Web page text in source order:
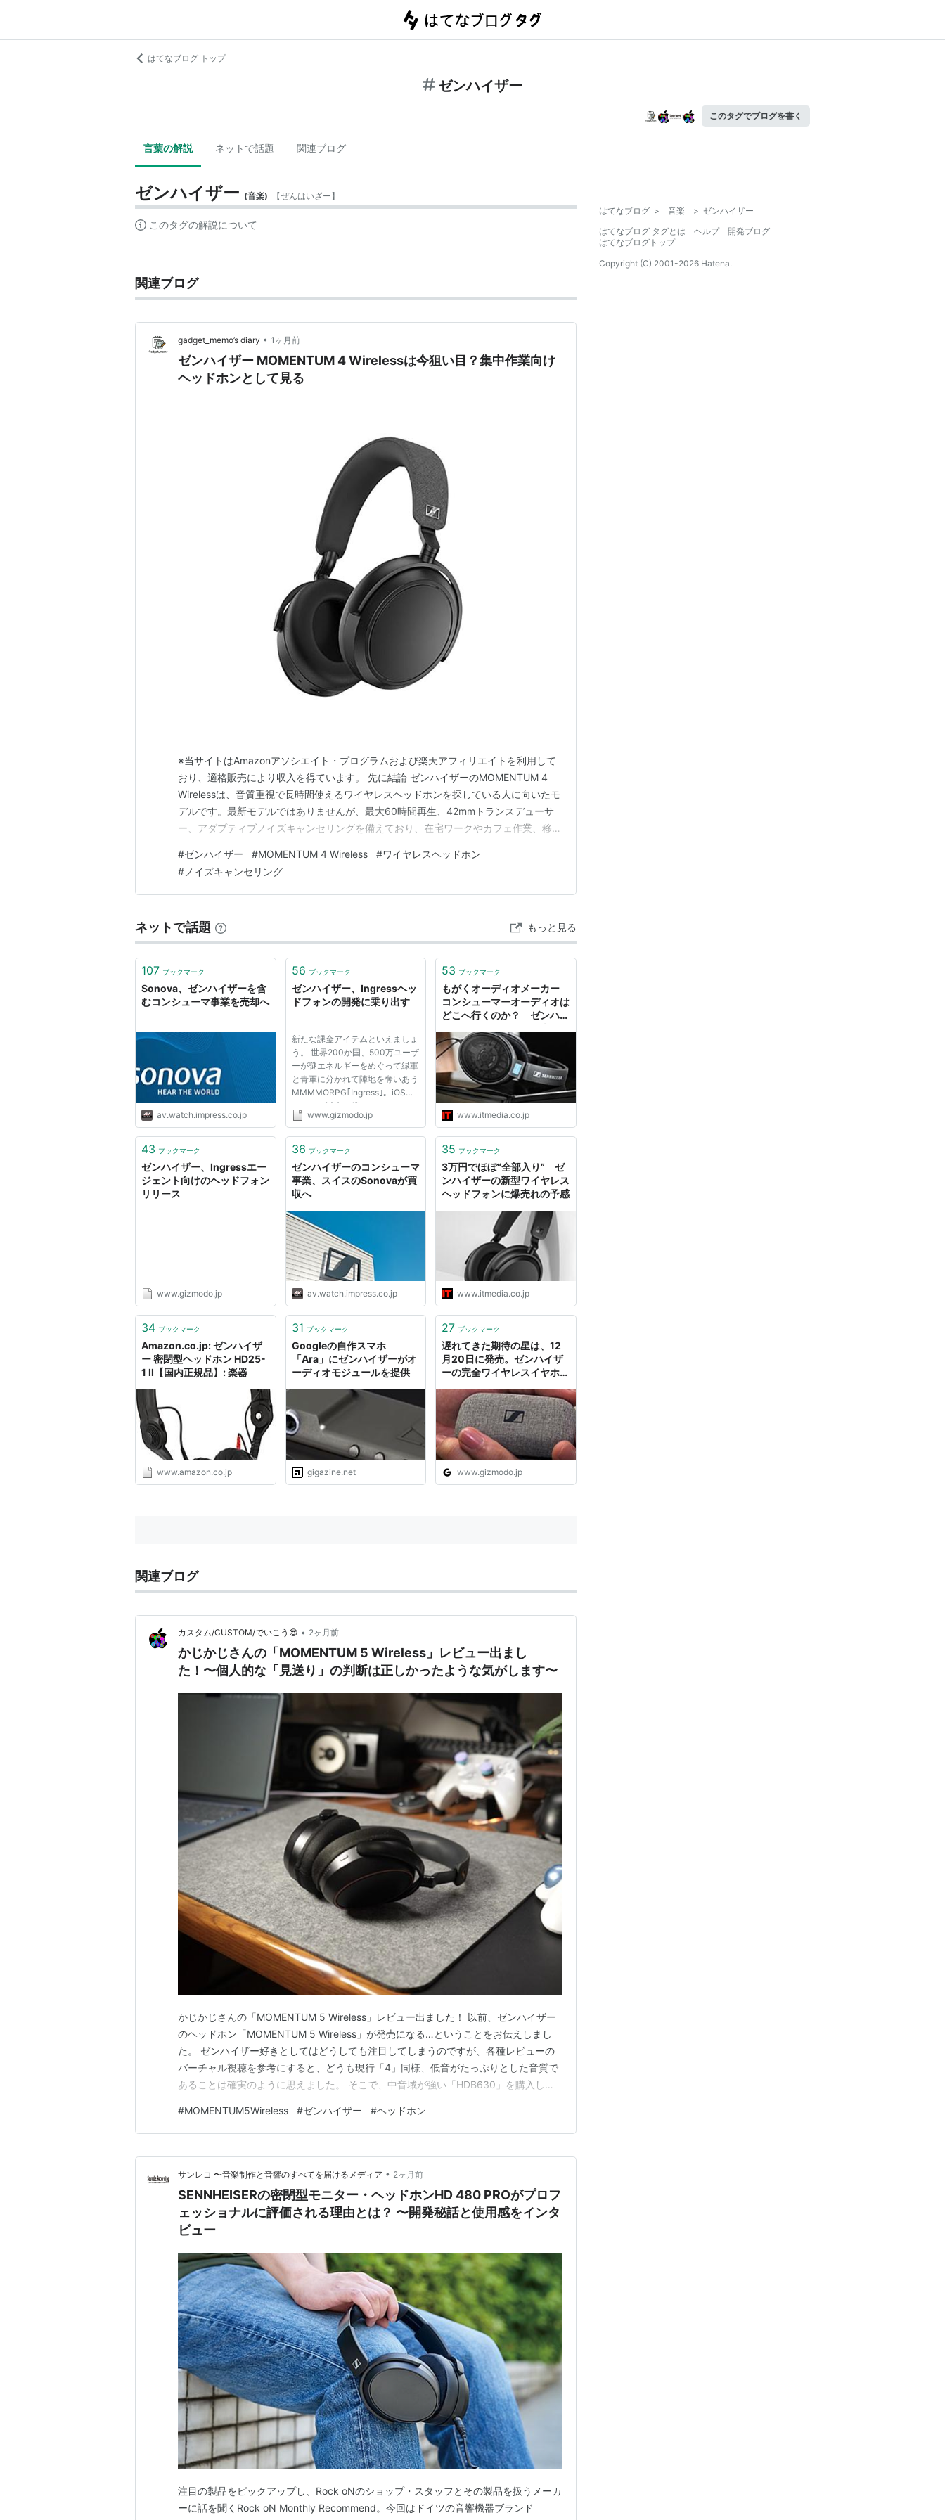
はてなブログ トップ
ゼンハイザー
このタグでブログを書く
言葉の解説 ネットで話題 関連ブログ
ゼンハイザー (音楽) 【ぜんはいざー】
このタグの解説について
関連ブログ
gadget_memo’s diary • 1ヶ月前
ゼンハイザー MOMENTUM 4 Wirelessは今狙い目？集中作業向け
ヘッドホンとして見る
※当サイトはAmazonアソシエイト・プログラムおよび楽天アフィリエイトを利用して
おり、適格販売により収入を得ています。 先に結論 ゼンハイザーのMOMENTUM 4
Wirelessは、音質重視で長時間使えるワイヤレスヘッドホンを探している人に向いたモ
デルです。最新モデルではありませんが、最大60時間再生、42mmトランスデューサ
ー、アダプティブノイズキャンセリングを備えており、在宅ワークやカフェ作業、移動
と、まわりの話し声、生活音、空調音などが気になることがあります。イヤホンでも集
中はできますが、耳のまわりをしっか…
#ゼンハイザー #MOMENTUM 4 Wireless #ワイヤレスヘッドホン
# ノイズキャンセリング
ネットで話題 もっと見る
107 ブックマーク
Sonova、ゼンハイザーを含
むコンシューマ事業を売却へ
av.watch.impress.co.jp
56 ブックマーク
ゼンハイザー、Ingressヘッ
ドフォンの開発に乗り出す
新たな課金アイテムといえましょ
う。 世界200か国、500万ユーザ
ーが謎エネルギーをめぐって緑軍
と青軍に分かれて陣地を奪いあう
MMMMORPG｢Ingress｣。iOS版
リリース以来、僕もハマってしま
って日夜近所のレジスタンスを相
スマートフォンというスキャナー
観ゆえ...
www.gizmodo.jp
53 ブックマーク
もがくオーディオメーカー
コンシューマーオーディオは
どこへ行くのか？ ゼンハイ
考える
www.itmedia.co.jp
43 ブックマーク
ゼンハイザー、Ingressエー
ジェント向けのヘッドフォン
リリース
www.gizmodo.jp
36 ブックマーク
ゼンハイザーのコンシューマ
事業、スイスのSonovaが買
収へ
av.watch.impress.co.jp
35 ブックマーク
3万円でほぼ“全部入り” ゼ
ンハイザーの新型ワイヤレス
ヘッドフォンに爆売れの予感
www.itmedia.co.jp
34 ブックマーク
Amazon.co.jp: ゼンハイザ
ー 密閉型ヘッドホン HD25-
1 II【国内正規品】: 楽器
www.amazon.co.jp
31 ブックマーク
Googleの自作スマホ
「Ara」にゼンハイザーがオ
ーディオモジュールを提供
gigazine.net
27 ブックマーク
遅れてきた期待の星は、12
月20日に発売。ゼンハイザ
ーの完全ワイヤレスイヤホン
Wireless」 | ギズモード・
ジャパン
www.gizmodo.jp
関連ブログ
カスタム/CUSTOM/でいこう😎 • 2ヶ月前
かじかじさんの「MOMENTUM 5 Wireless」レビュー出まし
た！〜個人的な「見送り」の判断は正しかったような気がします〜
かじかじさんの「MOMENTUM 5 Wireless」レビュー出ました！ 以前、ゼンハイザー
のヘッドホン「MOMENTUM 5 Wireless」が発売になる…ということをお伝えしまし
た。 ゼンハイザー好きとしてはどうしても注目してしまうのですが、各種レビューの
バーチャル視聴を参考にすると、どうも現行「4」同様、低音がたっぷりとした音質で
あることは確実のように思えました。 そこで、中音域が強い「HDB630」を購入し
じきれなかったためにBowers & Wilkins「Px7 S3」に軍配が上がったのですが…。…
#MOMENTUM5Wireless #ゼンハイザー #ヘッドホン
サンレコ 〜音楽制作と音響のすべてを届けるメディア • 2ヶ月前
SENNHEISERの密閉型モニター・ヘッドホンHD 480 PROがプロフ
ェッショナルに評価される理由とは？ 〜開発秘話と使用感をインタ
ビュー
注目の製品をピックアップし、Rock oNのショップ・スタッフとその製品を扱うメーカ
ーに話を聞くRock oN Monthly Recommend。今回はドイツの音響機器ブランド
はてなブログ > 音楽 > ゼンハイザー
はてなブログ タグとは
ヘルプ
開発ブログ
はてなブログトップ
Copyright (C) 2001-2026 Hatena.